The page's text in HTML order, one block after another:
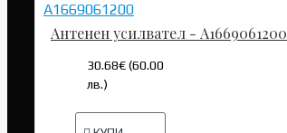
Антенен усилвател - A1669061200
30.68€ (60.00
лв.)